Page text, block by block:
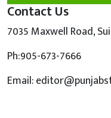
Contact Us
7035 Maxwell Road,
Ph:905-673-7666
Email: